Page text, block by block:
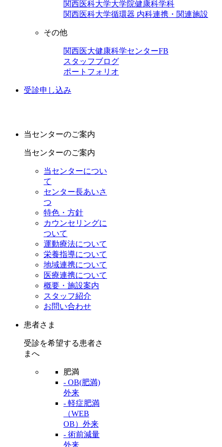
関西医科大学大学院健康科学科
関西医科大学循環器 内科連携・関連施設
その他
関西医大健康科学センターFB
スタッフブログ
ポートフォリオ
受診申し込み
当センターのご案内
当センターのご案内
当センターについ
て
センター長あいさ
つ
特色・方針
カウンセリングに
ついて
運動療法について
栄養指導について
地域連携について
医療連携について
概要・施設案内
スタッフ紹介
お問い合わせ
患者さま
受診を希望する患者さ
まへ
肥満
- OB(肥満)
外来
- 軽症肥満
（WEB
OB）外来
- 術前減量
外来